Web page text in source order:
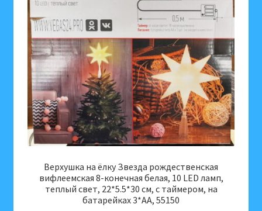
Верхушка на ёлку Звезда рождественская
вифлеемская 8-конечная белая, 10 LED ламп,
теплый свет, 22*5.5*30 см, с таймером, на
батарейках 3*АА, 55150